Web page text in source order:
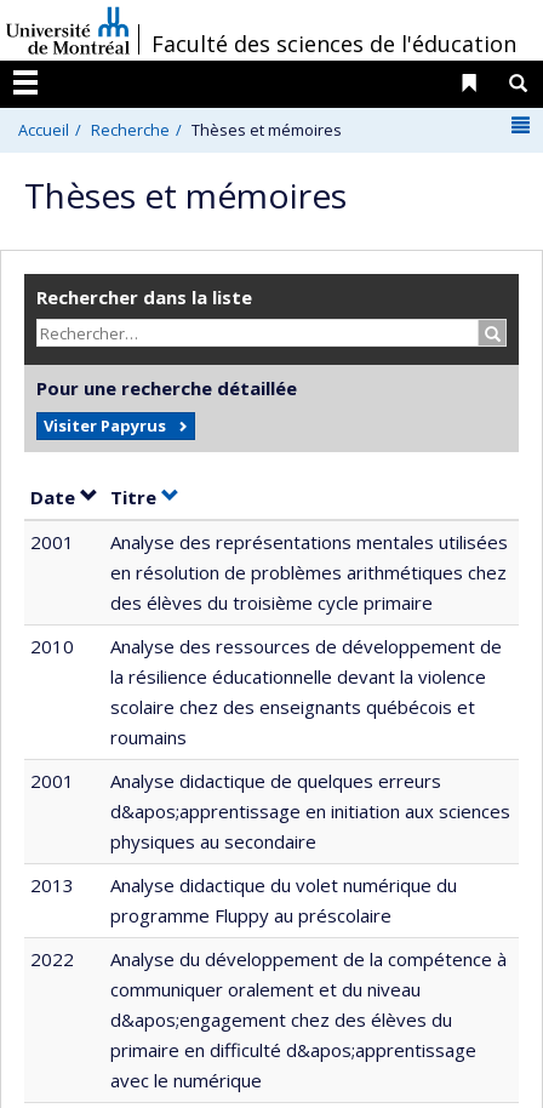
au
contenu
/Faculté des sciences de l'éducation
Menu
Liens
Accueil Recherche Thèses et mémoires
Thèses et mémoires
Rechercher dans la liste
Pour une recherche détaillée
Visiter Papyrus
Date Trier par date en ordre croissant
Titre Trier par titre en ordre croissant
2001
Analyse des représentations mentales utilisées
en résolution de problèmes arithmétiques chez
des élèves du troisième cycle primaire
2010
Analyse des ressources de développement de
la résilience éducationnelle devant la violence
scolaire chez des enseignants québécois et
roumains
2001
Analyse didactique de quelques erreurs
d&apos;apprentissage en initiation aux sciences
physiques au secondaire
2013
Analyse didactique du volet numérique du
programme Fluppy au préscolaire
2022
Analyse du développement de la compétence à
communiquer oralement et du niveau
d&apos;engagement chez des élèves du
primaire en difficulté d&apos;apprentissage
avec le numérique